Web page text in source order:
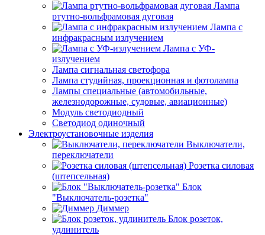
Лампа
ртутно-вольфрамовая дуговая
Лампа с
инфракрасным излучением
Лампа с УФ-
излучением
Лампа сигнальная светофора
Лампа студийная, проекционная и фотолампа
Лампы специальные (автомобильные,
железнодорожные, судовые, авиационные)
Модуль светодиодный
Светодиод одиночный
Электроустановочные изделия
Выключатели,
переключатели
Розетка силовая
(штепсельная)
Блок
"Выключатель-розетка"
Диммер
Блок розеток,
удлинитель